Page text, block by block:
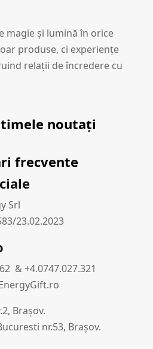
magie și lumină în orice
produse, ci experiențe
relații de încredere cu
noutați
frecvente
Srl
23.02.2023
& +4.0747.027.321
Brașov.
nr.53, Brașov.